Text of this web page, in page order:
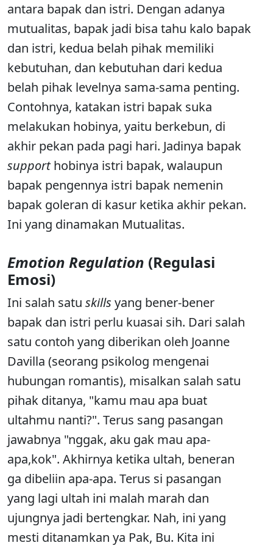
antara bapak dan istri. Dengan adanya
mutualitas, bapak jadi bisa tahu kalo bapak
dan istri, kedua belah pihak memiliki
kebutuhan, dan kebutuhan dari kedua
belah pihak levelnya sama-sama penting.
Contohnya, katakan istri bapak suka
melakukan hobinya, yaitu berkebun, di
akhir pekan pada pagi hari. Jadinya bapak
supporthobinya istri bapak, walaupun
bapak pengennya istri bapak nemenin
bapak goleran di kasur ketika akhir pekan.
Ini yang dinamakan Mutualitas.
Emotion Regulation (Regulasi
Emosi)
Ini salah satu skills yang bener-bener
bapak dan istri perlu kuasai sih. Dari salah
satu contoh yang diberikan oleh Joanne
Davilla (seorang psikolog mengenai
hubungan romantis), misalkan salah satu
pihak ditanya, "kamu mau apa buat
ultahmu nanti?". Terus sang pasangan
jawabnya "nggak, aku gak mau apa-
apa,kok". Akhirnya ketika ultah, beneran
ga dibeliin apa-apa. Terus si pasangan
yang lagi ultah ini malah marah dan
ujungnya jadi bertengkar. Nah, ini yang
mesti ditanamkan ya Pak, Bu. Kita ini